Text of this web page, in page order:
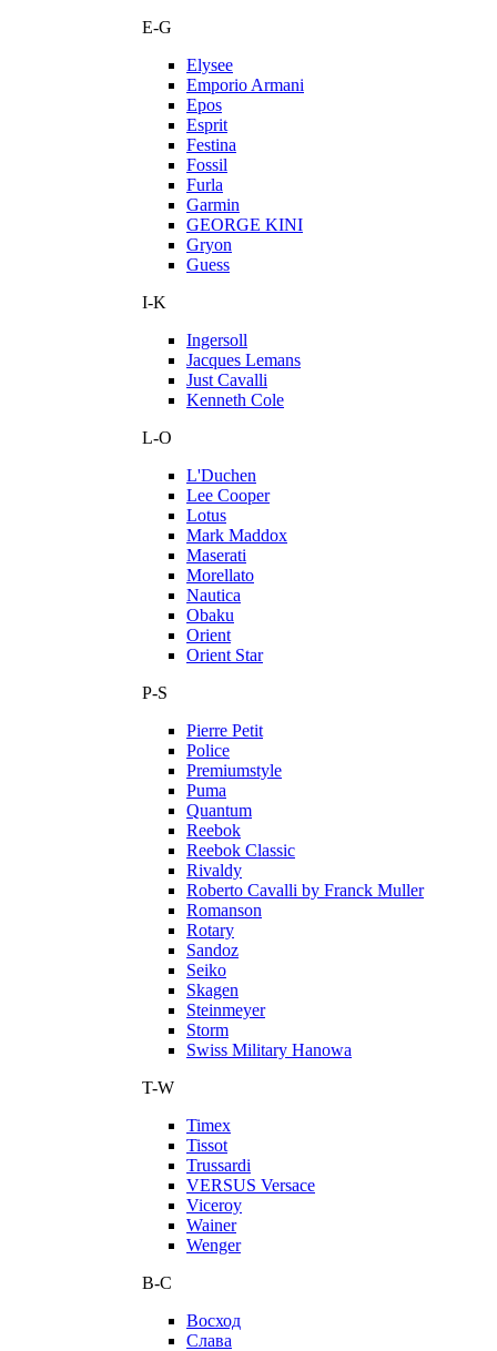
E-G
Elysee
Emporio Armani
Epos
Esprit
Festina
Fossil
Furla
Garmin
GEORGE KINI
Gryon
Guess
I-K
Ingersoll
Jacques Lemans
Just Cavalli
Kenneth Cole
L-O
L'Duchen
Lee Cooper
Lotus
Mark Maddox
Maserati
Morellato
Nautica
Obaku
Orient
Orient Star
P-S
Pierre Petit
Police
Premiumstyle
Puma
Quantum
Reebok
Reebok Classic
Rivaldy
Roberto Cavalli by Franck Muller
Romanson
Rotary
Sandoz
Seiko
Skagen
Steinmeyer
Storm
Swiss Military Hanowa
T-W
Timex
Tissot
Trussardi
VERSUS Versace
Viceroy
Wainer
Wenger
В-С
Восход
Слава